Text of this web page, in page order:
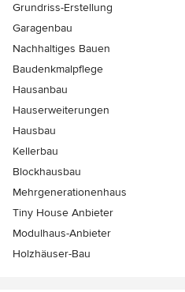
Grundriss-Erstellung
Garagenbau
Nachhaltiges Bauen
Baudenkmalpflege
Hausanbau
Hauserweiterungen
Hausbau
Kellerbau
Blockhausbau
Mehrgenerationenhaus
Tiny House Anbieter
Modulhaus-Anbieter
Holzhäuser-Bau